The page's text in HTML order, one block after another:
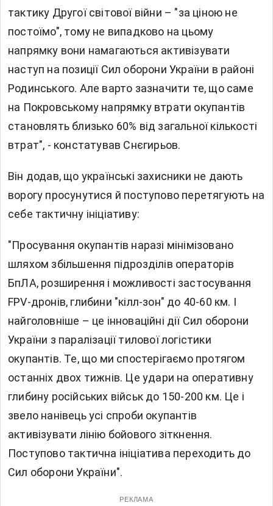
тактику Другої світової війни – "за ціною не
постоїмо", тому не випадково на цьому
напрямку вони намагаються активізувати
наступ на позиції Сил оборони України в районі
Родинського. Але варто зазначити те, що саме
на Покровському напрямку втрати окупантів
становлять близько 60% від загальної кількості
втрат", - констатував Снєгирьов.
Він додав, що українські захисники не дають
ворогу просунутися й поступово перетягують на
себе тактичну ініціативу:
"Просування окупантів наразі мінімізовано
шляхом збільшення підрозділів операторів
БпЛА, розширення і можливості застосування
FPV-дронів, глибини "кілл-зон" до 40-60 км. І
найголовніше – це інноваційні дії Сил оборони
України з паралізації тилової логістики
окупантів. Те, що ми спостерігаємо протягом
останніх двох тижнів. Це удари на оперативну
глибину російських військ до 150-200 км. Це і
звело нанівець усі спроби окупантів
активізувати лінію бойового зіткнення.
Поступово тактична ініціатива переходить до
Сил оборони України".
РЕКЛАМА